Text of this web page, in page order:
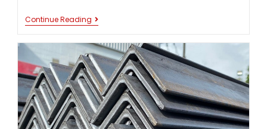
Continue Reading TEKNIK
PENYAMBUNGAN
SIKU
TANPA
PENGELASAN